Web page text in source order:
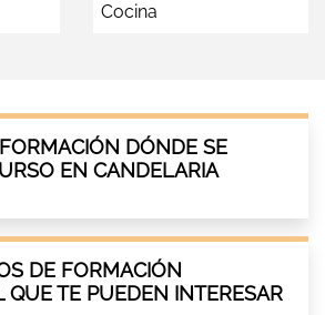
Cocina
DÓNDE SE
EN CANDELARIA
DE FORMACIÓN
QUE TE PUEDEN INTERESAR